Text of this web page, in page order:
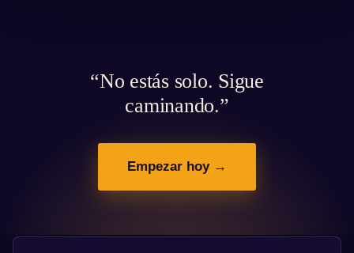
“No estás solo. Sigue
caminando.”
Empezar hoy →